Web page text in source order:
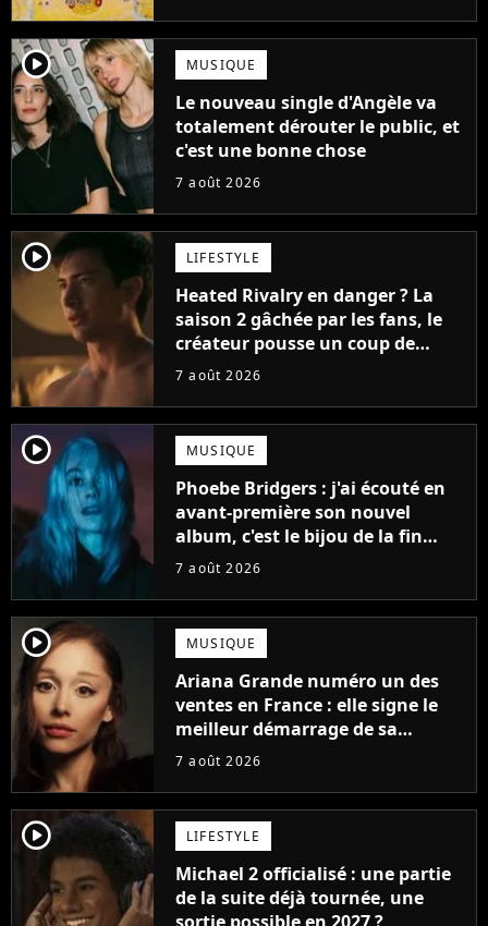
player2 MUSIQUE
Le nouveau single d'Angèle va
totalement dérouter le public, et
c'est une bonne chose
7 août 2026
player2 LIFESTYLE
Heated Rivalry en danger ? La
saison 2 gâchée par les fans, le
créateur pousse un coup de
gueule
7 août 2026
player2 MUSIQUE
Phoebe Bridgers : j'ai écouté en
avant-première son nouvel
album, c'est le bijou de la fin
d'été
7 août 2026
player2 MUSIQUE
Ariana Grande numéro un des
ventes en France : elle signe le
meilleur démarrage de sa
carrière avec son album Petal
7 août 2026
player2 LIFESTYLE
Michael 2 officialisé : une partie
de la suite déjà tournée, une